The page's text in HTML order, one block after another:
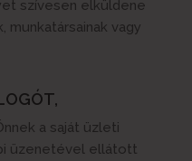
szívesen elküldene
munkatársainak vagy
a saját üzleti
üzenetével ellátott